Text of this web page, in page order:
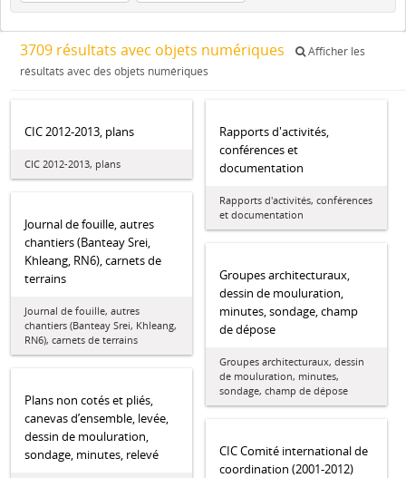
3709 résultats avec objets numériques
Afficher les
résultats avec des objets numériques
CIC 2012-2013, plans
CIC 2012-2013, plans
Rapports d'activités,
conférences et
documentation
Rapports d'activités, conférences
et documentation
Journal de fouille, autres
chantiers (Banteay Srei,
Khleang, RN6), carnets de
terrains
Journal de fouille, autres
chantiers (Banteay Srei, Khleang,
RN6), carnets de terrains
Groupes architecturaux,
dessin de mouluration,
minutes, sondage, champ
de dépose
Groupes architecturaux, dessin
de mouluration, minutes,
sondage, champ de dépose
Plans non cotés et pliés,
canevas d’ensemble, levée,
dessin de mouluration,
sondage, minutes, relevé
CIC Comité international de
coordination (2001-2012)